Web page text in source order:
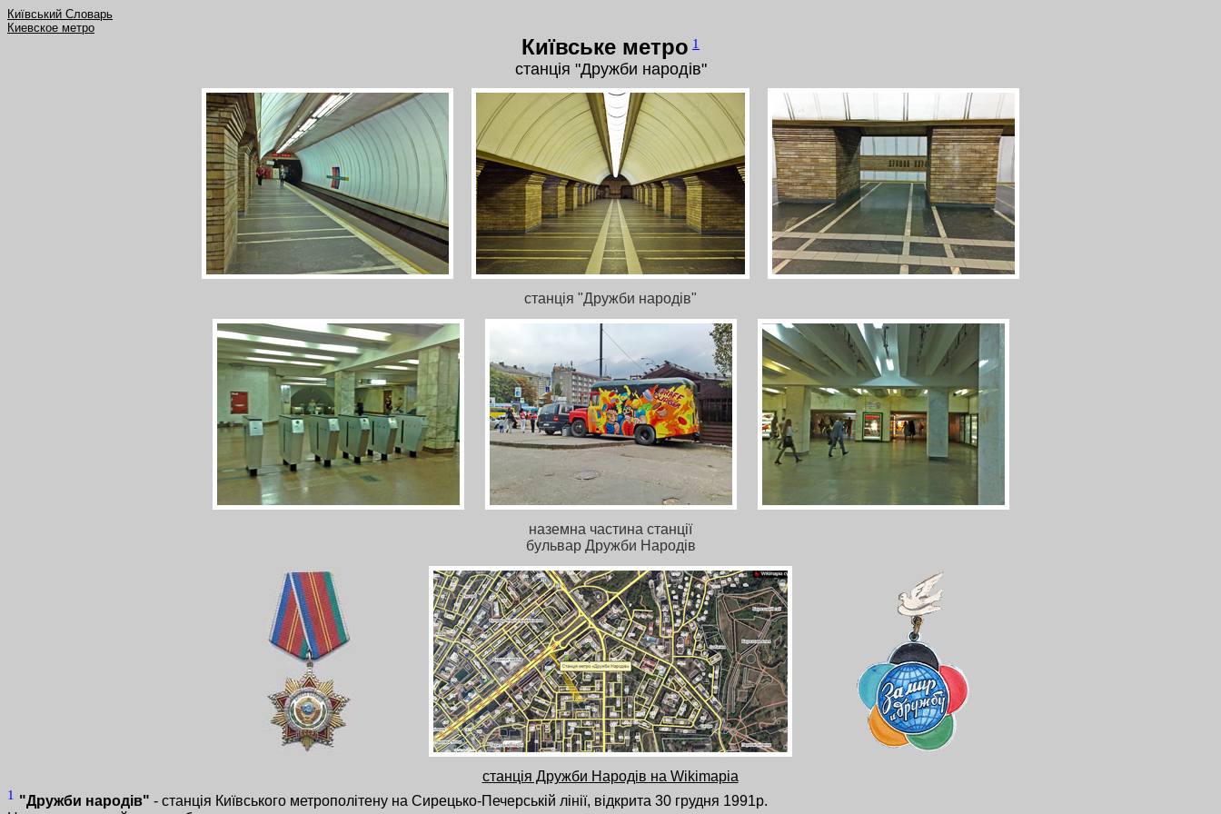
Київський Словарь
Киевское метро
Київське метро 1
станція "Дружби народів"
станція "Дружби народів"
наземна частина станції
бульвар Дружби Народів
станція Дружби Народів на Wikimapia
1 "Дружби народів" - станція Київського метрополітену на Сирецько-Печерській лінії, відкрита 30 грудня 1991р.